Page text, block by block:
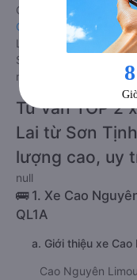
Giá vé
xe giường nằm
Quảng Ngãirẻ nhất là
Limousine. Tùy thuộc
Sơn Tịnh - Quảng
này có thể sẽ rẻ hơn.
Tư vấn TOP 2
Lai từ Sơn
lượng cao, uy
null
🚌 1. Xe Cao
QL1A
a. Giới thiệu xe
Cao Nguyên